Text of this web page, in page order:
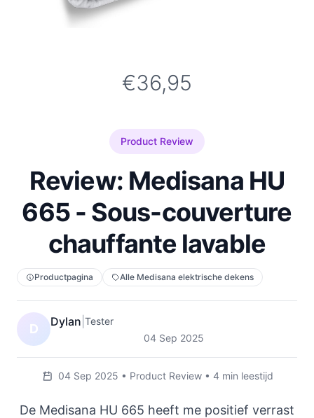
€36,95
Product Review
Review: Medisana HU
665 - Sous-couverture
chauffante lavable
Productpagina Alle Medisana elektrische dekens
D Dylan Tester
04 Sep 2025
04 Sep 2025 • Product Review • 4 min leestijd
De Medisana HU 665 heeft me positief verrast